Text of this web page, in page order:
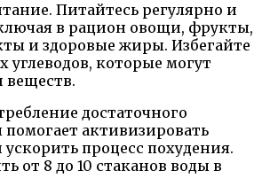
Питайтесь регулярно и
в рацион овощи, фрукты,
и здоровые жиры. Избегайте
углеводов, которые могут
веществ.
достаточного
помогает активизировать
процесс похудения.
от 8 до 10 стаканов воды в